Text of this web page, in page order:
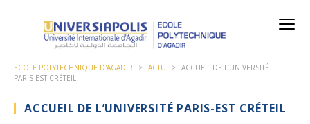
ECOLE POLYTECHNIQUE D'AGADIR > ACTU > ACCUEIL DE L’UNIVERSITÉ
PARIS-EST CRÉTEIL
ACCUEIL DE L’UNIVERSITÉ PARIS-EST CRÉTEIL